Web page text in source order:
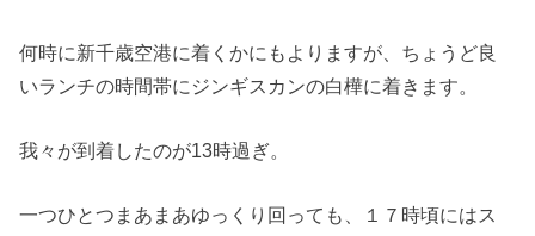
何時に新千歳空港に着くかにもよりますが、ちょうど良
いランチの時間帯にジンギスカンの白樺に着きます。
我々が到着したのが13時過ぎ。
一つひとつまあまあゆっくり回っても、１７時頃にはス